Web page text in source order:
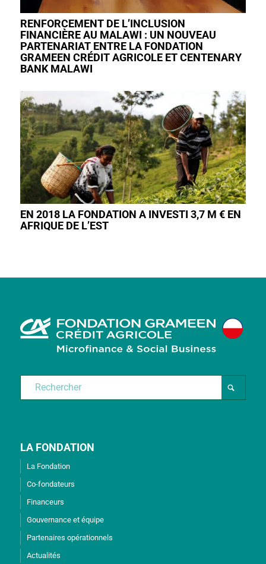
RENFORCEMENT DE L’INCLUSION
FINANCIÈRE AU MALAWI : UN NOUVEAU
PARTENARIAT ENTRE LA FONDATION
GRAMEEN CRÉDIT AGRICOLE ET CENTENARY
BANK MALAWI
EN 2018 LA FONDATION A INVESTI 3,7 M € EN
AFRIQUE DE L’EST
LA FONDATION
La Fondation
Co-fondateurs
Financeurs
Gouvernance et équipe
Partenaires opérationnels
Actualités